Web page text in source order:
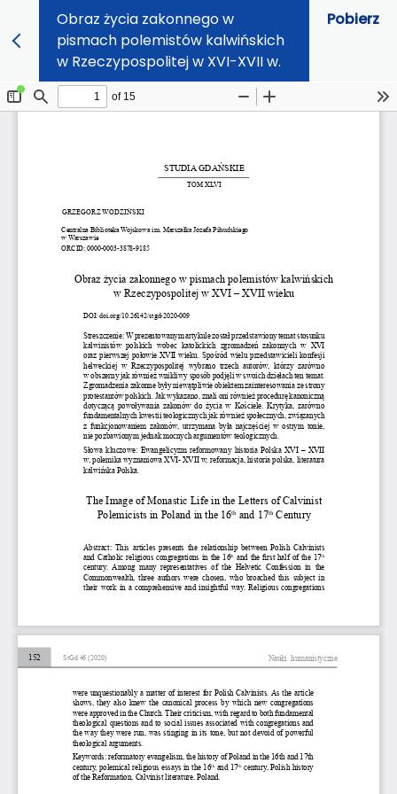
Obraz życia zakonnego w
pismach polemistów kalwińskich
w Rzeczypospolitej w XVI-XVII w.
Pobierz